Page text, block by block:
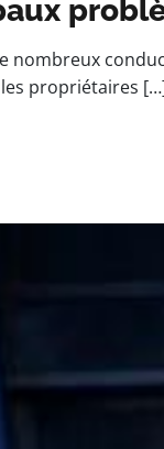
nombreux
les propriétaires